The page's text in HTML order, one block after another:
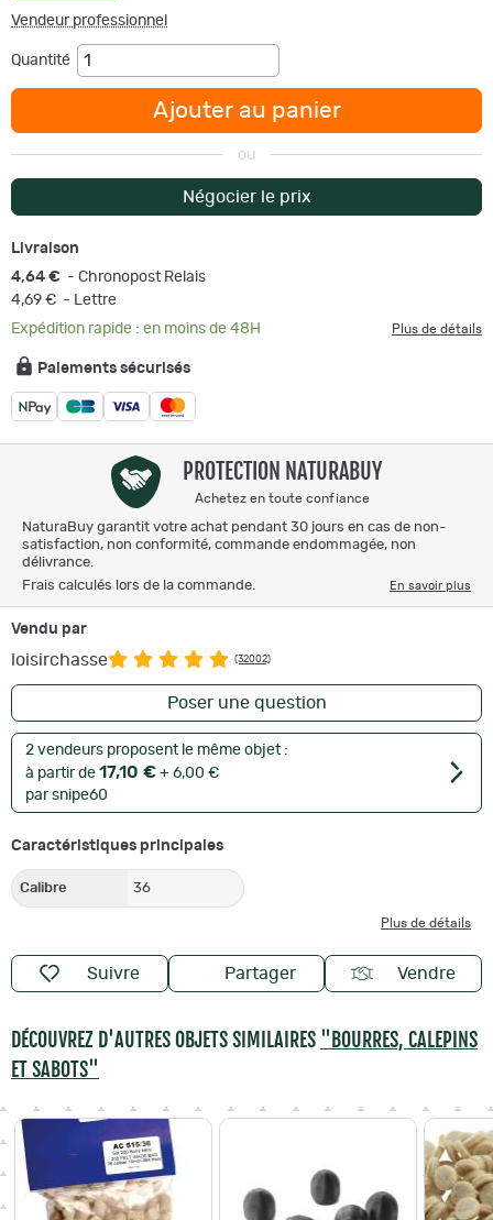
Vendeur professionnel
Quantité
Ajouter au panier
ou
Négocier le prix
Livraison
4,64 € - Chronopost Relais
4,69 € - Lettre
Expédition rapide : en moins de 48H
Plus de détails
Paiements sécurisés
PROTECTION NATURABUY
Achetez en toute confiance
NaturaBuy garantit votre achat pendant 30 jours en cas de non-
satisfaction, non conformité, commande endommagée, non
délivrance.
Frais calculés lors de la commande.
En savoir plus
Vendu par
loisirchasse (32002)
Poser une question
2 vendeurs proposent le même objet :
à partir de 17,10 € + 6,00 €
par snipe60
Caractéristiques principales
Calibre 36
Plus de détails
Suivre Partager Vendre
DÉCOUVREZ D'AUTRES OBJETS SIMILAIRES "BOURRES, CALEPINS
ET SABOTS"